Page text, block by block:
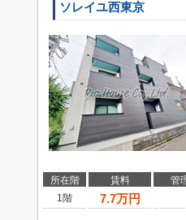
ソレイユ西東京
所在階 賃料
管
1階
7.7万円